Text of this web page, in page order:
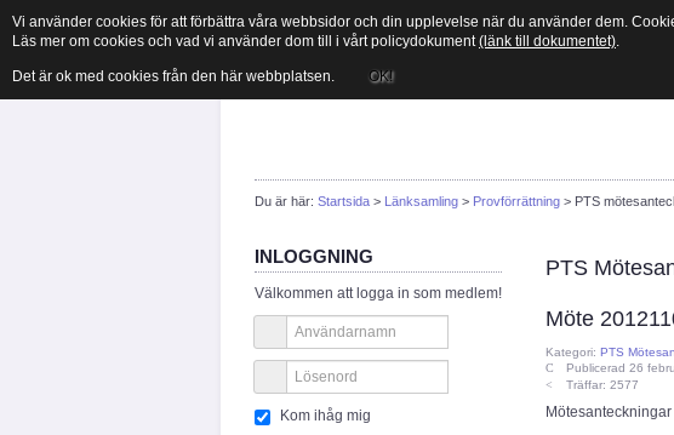
Du är här: Startsida > Länksamling > Provförrättning > PTS
INLOGGNING
Välkommen att logga in som medlem!
Kom ihåg mig
PTS
Möte
Kategori: PTS
Publicerad 26
Träffar: 2577
Vi använder cookies för att förbättra våra webbsidor och din upplevelse när du använder dem.
Läs mer om cookies och vad vi använder dom till i vårt policydokument(länk till dokumentet).
Det är ok med cookies från den här webbplatsen. OK!